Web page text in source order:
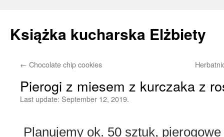
Książka kucharska Elżbiety
Skip
← Chocolate chip cookies
Pierogi z miesem z kurczaka z
Last update: September 12, 2019.
Planujemy ok. 50 sztuk,